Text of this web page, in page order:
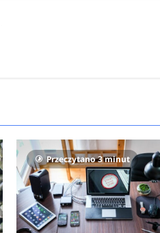
Przeczytano 3 minut